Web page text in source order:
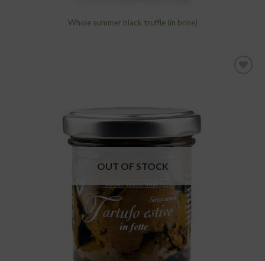
Whole summer black truffle (in brine)
OUT OF STOCK